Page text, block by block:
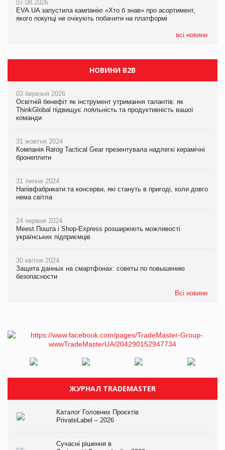
07.08.2026
EVA.UA запустила кампанію «Хто б знав» про асортимент,
якого покупці не очікують побачити на платформі
всі новини
05.08.2026
Мережа супермаркетів VARUS купує мережу магазинів
НОВИНИ B2B
03 березня 2026
Освітній бенефіт як інструмент утримання талантів: як
ThinkGlobal підвищує лояльність та продуктивність вашої
команди
31 жовтня 2024
Компанія Rarog Tactical Gear презентувала надлегкі керамічні
бронеплити
31 липня 2024
Напівфабрикати та консерви, які стануть в пригоді, коли довго
нема світла
24 червня 2024
Meest Пошта і Shop-Express розширюють можливості
українських підприємців
30 квітня 2024
Защита данных на смартфонах: советы по повышению
безопасности
Всі новини
ЖУРНАЛ TRADEMASTER
Каталог Головних Проєктів
PrivateLabel – 2026
Сучасні рішення в